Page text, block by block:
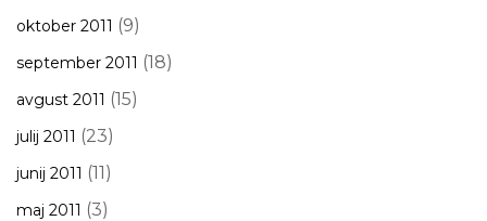
oktober 2011 (9)
september 2011 (18)
avgust 2011 (15)
julij 2011 (23)
junij 2011 (11)
maj 2011 (3)